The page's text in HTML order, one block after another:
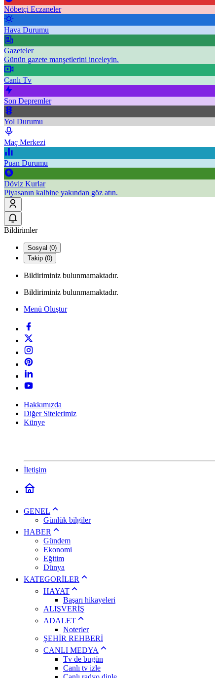
Nöbetçi Eczaneler
Hava Durumu
Gazeteler
Günün gazete manşetlerini inceleyin.
Canlı Tv
Son Depremler
Yol Durumu
Maç Merkezi
Puan Durumu
Döviz Kurlar
Piyasanın kalbine yakından göz atın.
Bildirimler
Sosyal (0)
Takip (0)
Bildiriminiz bulunmamaktadır.
Bildiriminiz bulunmamaktadır.
Menü Oluştur
Hakkımızda
Diğer Sitelerimiz
Künye
İletişim
GENEL
Günlük bilgiler
HABER
Gündem
Ekonomi
Eğitim
Dünya
KATEGORİLER
HAYAT
Başarı hikayeleri
ALIŞVERİŞ
ADALET
Noterler
ŞEHİR REHBERİ
CANLI MEDYA
Tv de bugün
Canlı tv izle